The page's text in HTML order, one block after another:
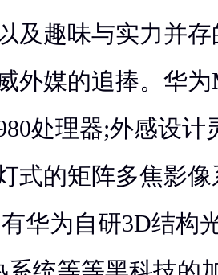
及趣味与实力并
外媒的追捧。华为
处理器;外感设计
式的矩阵多焦影
华为自研3D结构